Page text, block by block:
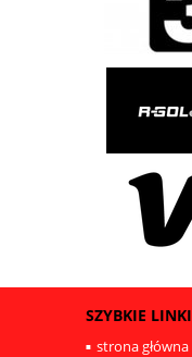
SZYBKIE LINKI
strona główna